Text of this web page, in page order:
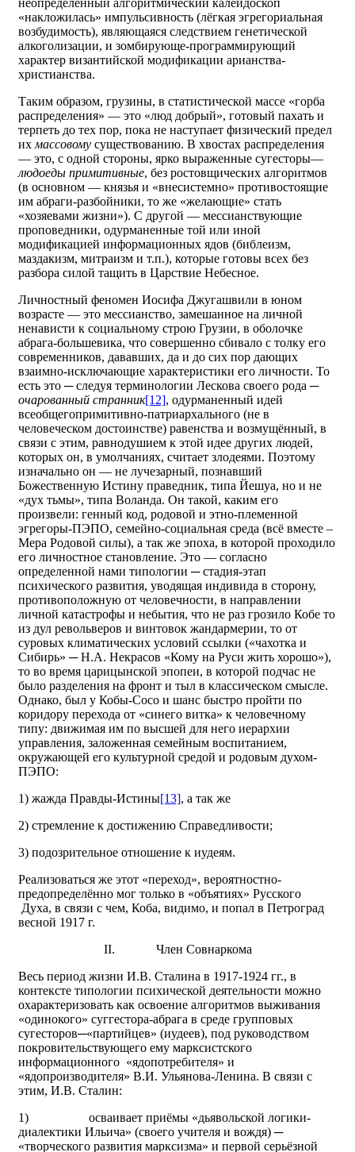
неопределённый алгоритмический калейдоскоп
«накложилась» импульсивность (лёгкая эгрегориальная
возбудимость), являющаяся следствием генетической
алкоголизации, и зомбирующе-программирующий
характер византийской модификации арианства-
христианства.
Таким образом, грузины, в статистической массе «горба
распределения» — это «люд добрый», готовый пахать и
терпеть до тех пор, пока не наступает физический предел
их массовому существованию. В хвостах распределения
— это, с одной стороны, ярко выраженные сугесторы—
людоеды примитивные, без ростовщических алгоритмов
(в основном — князья и «внесистемно» противостоящие
им абраги-разбойники, то же «желающие» стать
«хозяевами жизни»). С другой — мессианствующие
проповедники, одурманенные той или иной
модификацией информационных ядов (библеизм,
маздакизм, митраизм и т.п.), которые готовы всех без
разбора силой тащить в Царствие Небесное.
Личностный феномен Иосифа Джугашвили в юном
возрасте — это мессианство, замешанное на личной
ненависти к социальному строю Грузии, в оболочке
абрага-большевика, что совершенно сбивало с толку его
современников, дававших, да и до сих пор дающих
взаимно-исключающие характеристики его личности. То
есть это ─ следуя терминологии Лескова своего рода ─
очарованный странник[12], одурманенный идей
всеобщегопримитивно-патриархального (не в
человеческом достоинстве) равенства и возмущённый, в
связи с этим, равнодушием к этой идее других людей,
которых он, в умолчаниях, считает злодеями. Поэтому
изначально он — не лучезарный, познавший
Божественную Истину праведник, типа Йешуа, но и не
«дух тьмы», типа Воланда. Он такой, каким его
произвели: генный код, родовой и этно-племенной
эгрегоры-ПЭПО, семейно-социальная среда (всё вместе –
Мера Родовой силы), а так же эпоха, в которой проходило
его личностное становление. Это — согласно
определенной нами типологии ─ стадия-этап
психического развития, уводящая индивида в сторону,
противоположную от человечности, в направлении
личной катастрофы и небытия, что не раз грозило Кобе то
из дул револьверов и винтовок жандармерии, то от
суровых климатических условий ссылки («чахотка и
Сибирь» ─ Н.А. Некрасов «Кому на Руси жить хорошо»),
то во время царицынской эпопеи, в которой подчас не
было разделения на фронт и тыл в классическом смысле.
Однако, был у Кобы-Сосо и шанс быстро пройти по
коридору перехода от «синего витка» к человечному
типу: движимая им по высшей для него иерархии
управления, заложенная семейным воспитанием,
окружающей его культурной средой и родовым духом-
ПЭПО:
1) жажда Правды-Истины[13], а так же
2) стремление к достижению Справедливости;
3) подозрительное отношение к иудеям.
Реализоваться же этот «переход», вероятностно-
предопределённо мог только в «объятиях» Русского
Духа, в связи с чем, Коба, видимо, и попал в Петроград
весной 1917 г.
II.
Член Совнаркома
Весь период жизни И.В. Сталина в 1917-1924 гг., в
контексте типологии психической деятельности можно
охарактеризовать как освоение алгоритмов выживания
«одинокого» суггестора-абрага в среде групповых
сугесторов─«партийцев» (иудеев), под руководством
покровительствующего ему марксистского
информационного «ядопотребителя» и
«ядопроизводителя» В.И. Ульянова-Ленина. В связи с
этим, И.В. Сталин:
1)
осваивает приёмы «дьявольской логики-
диалектики Ильича» (своего учителя и вождя) ─
«творческого развития марксизма» и первой серьёзной